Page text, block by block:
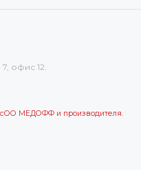
офис 12.
МЕДОФФ и производителя.